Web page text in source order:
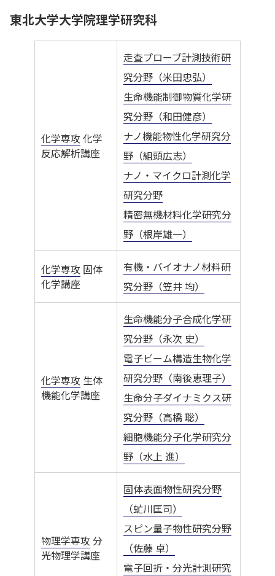
東北大学大学院理学研究科
化学専攻化学
反応解析講座
走査プローブ計測技術研
究分野（米田忠弘）
生命機能制御物質化学研
究分野（和田健彦）
ナノ機能物性化学研究分
野（組頭広志）
ナノ・マイクロ計測化学
研究分野
精密無機材料化学研究分
野（根岸雄一）
化学専攻 固体
化学講座
有機・バイオナノ材料研
究分野（笠井 均）
化学専攻 生体
機能化学講座
生命機能分子合成化学研
究分野（永次 史）
電子ビーム構造生物化学
研究分野（南後恵理子）
生命分子ダイナミクス研
究分野（高橋 聡）
細胞機能分子化学研究分
野（水上 進）
物理学専攻分
光物理学講座
固体表面物性研究分野
（虻川匡司）
スピン量子物性研究分野
（佐藤 卓）
電子回折・分光計測研究